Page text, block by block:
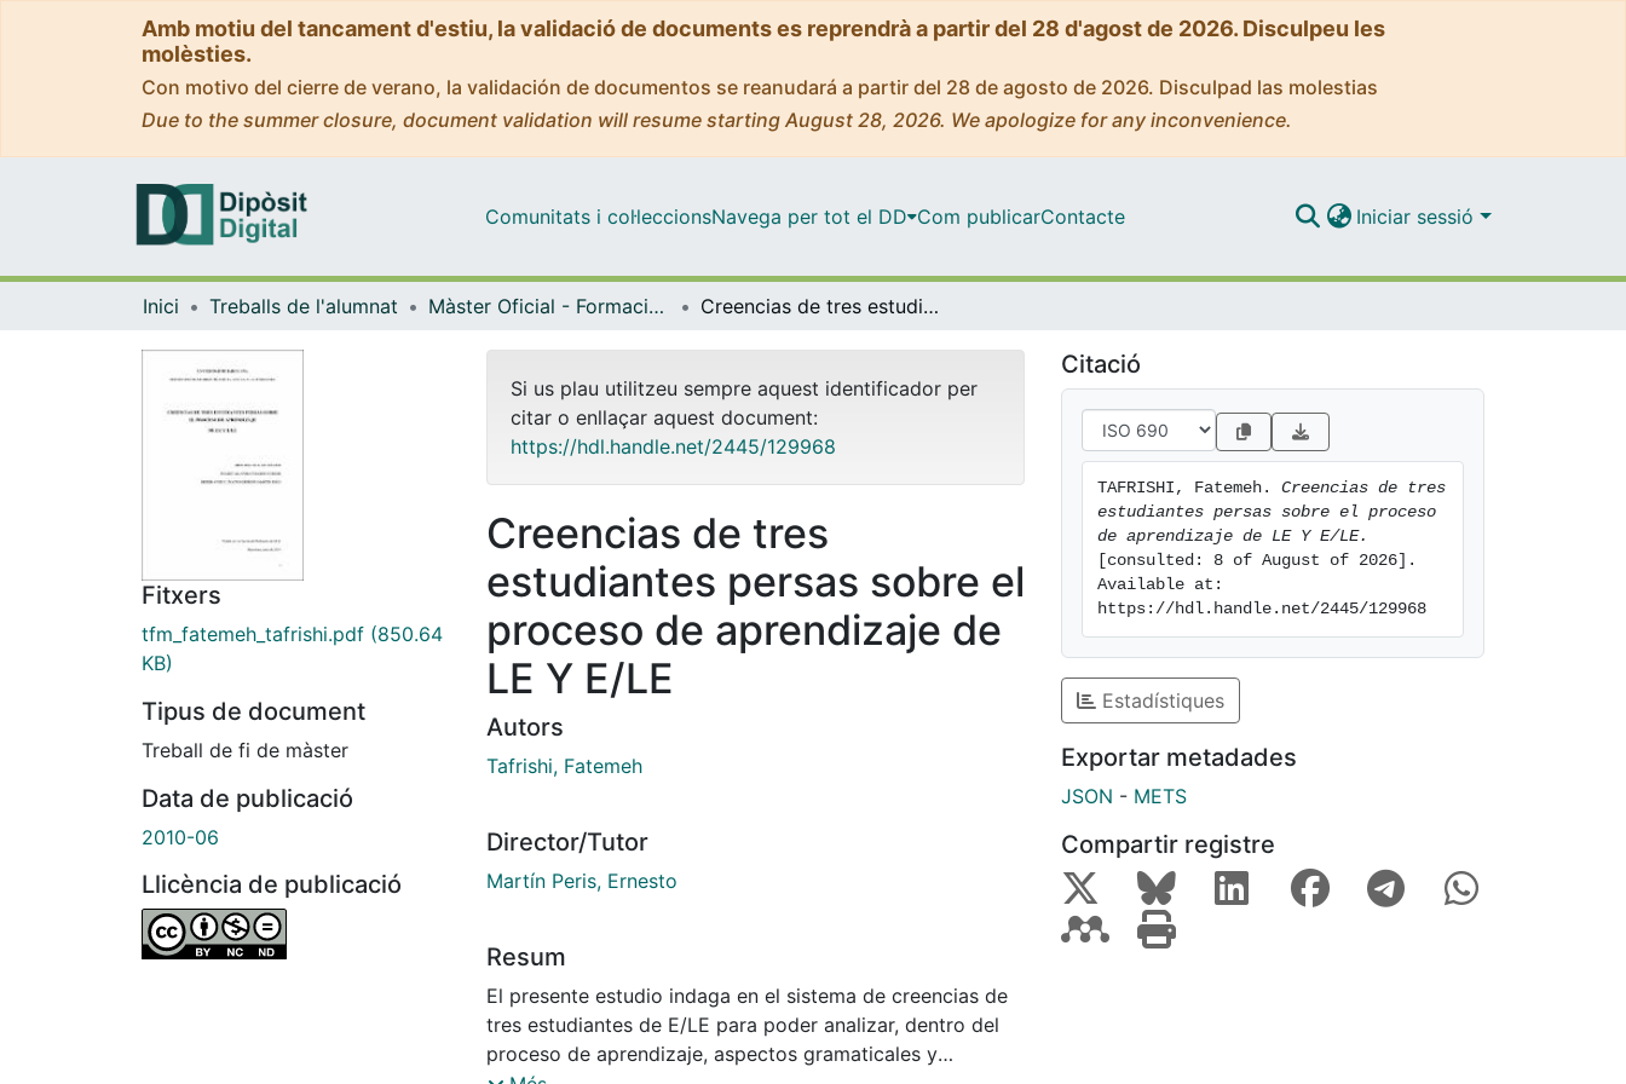
Amb motiu del tancament d'estiu, la validació de documents es reprendrà a partir del 28 d'agost de 2026. Disculpeu les
molèsties.
Con motivo del cierre de verano, la validación de documentos se reanudará a partir del 28 de agosto de 2026. Disculpad las molestias
Due to the summer closure, document validation will resume starting August 28, 2026. We apologize for any inconvenience.
Comunitats i col·leccionsNavega per tot el DD Com publicarContacte Iniciar sessió
Inici Treballs de l'alumnat Màster Oficial - Formació de Professor d'Espanyol com a Llengua Estrangera [Presencial UB] Creencias de tres estudiantes persas sobre el proceso de aprendizaje de LE Y E/LE
Fitxers
tfm_fatemeh_tafrishi.pdf (850.64
KB)
Tipus de document
Treball de fi de màster
Data de publicació
2010-06
Llicència de publicació
Si us plau utilitzeu sempre aquest identificador per
citar o enllaçar aquest document:
https://hdl.handle.net/2445/129968
Creencias de tres
estudiantes persas sobre el
proceso de aprendizaje de
LE Y E/LE
Autors
Tafrishi, Fatemeh
Director/Tutor
Martín Peris, Ernesto
Resum
El presente estudio indaga en el sistema de creencias de
tres estudiantes de E/LE para poder analizar, dentro del
proceso de aprendizaje, aspectos gramaticales y
Citació
TAFRISHI, Fatemeh. Creencias de tres
estudiantes persas sobre el proceso
de aprendizaje de LE Y E/LE.
[consulted: 8 of August of 2026].
Available at:
https://hdl.handle.net/2445/129968
Estadístiques
Exportar metadades
JSON - METS
Compartir registre